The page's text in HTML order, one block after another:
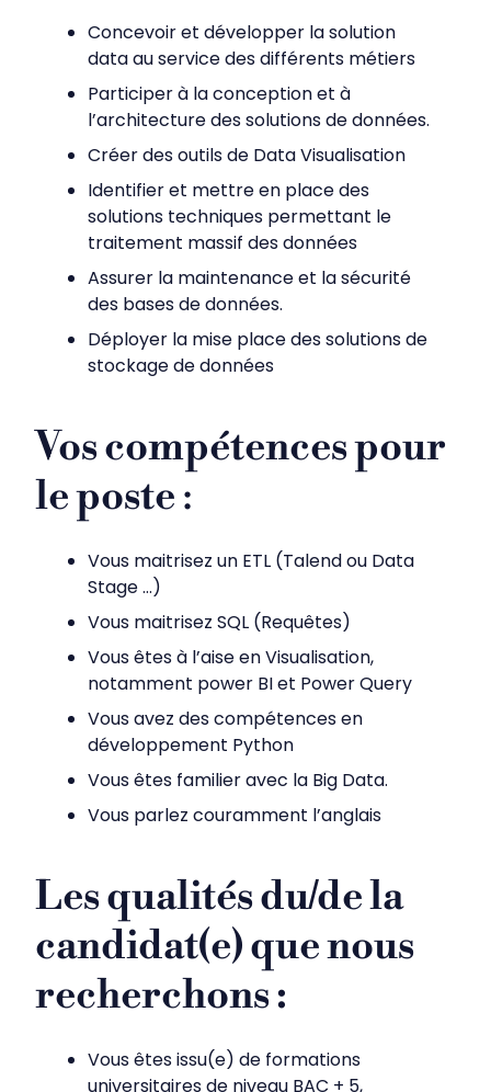
Concevoir et développer la solution
data au service des différents métiers
Participer à la conception et à
l’architecture des solutions de données.
Créer des outils de Data Visualisation
Identifier et mettre en place des
solutions techniques permettant le
traitement massif des données
Assurer la maintenance et la sécurité
des bases de données.
Déployer la mise place des solutions de
stockage de données
Vos compétences pour
le poste :
Vous maitrisez un ETL (Talend ou Data
Stage …)
Vous maitrisez SQL (Requêtes)
Vous êtes à l’aise en Visualisation,
notamment power BI et Power Query
Vous avez des compétences en
développement Python
Vous êtes familier avec la Big Data.
Vous parlez couramment l’anglais
Les qualités du/de la
candidat(e) que nous
recherchons :
Vous êtes issu(e) de formations
universitaires de niveau BAC + 5,